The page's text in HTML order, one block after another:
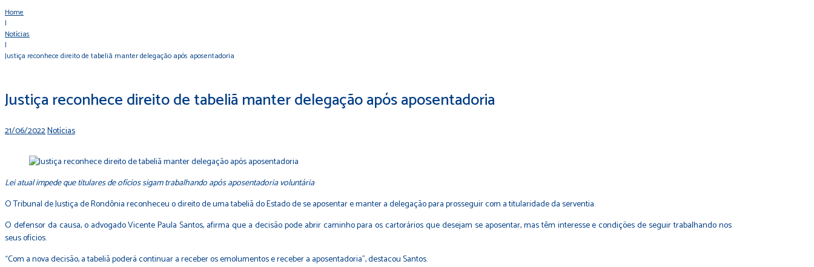
Home
|
Notícias
|
Justiça reconhece direito de tabeliã manter delegação após aposentadoria
Justiça reconhece direito de tabeliã manter delegação após aposentadoria
21/06/2022Notícias
Lei atual impede que titulares de ofícios sigam trabalhando após aposentadoria voluntária
O Tribunal de Justiça de Rondônia reconheceu o direito de uma tabeliã do Estado de se aposentar e manter a delegação para prosseguir com a titularidade da serventia.
O defensor da causa, o advogado Vicente Paula Santos, afirma que a decisão pode abrir caminho para os cartorários que desejam se aposentar, mas têm interesse e condições de seguir trabalhando nos
seus ofícios.
“Com a nova decisão, a tabeliã poderá continuar a receber os emolumentos e receber a aposentadoria”, destacou Santos.